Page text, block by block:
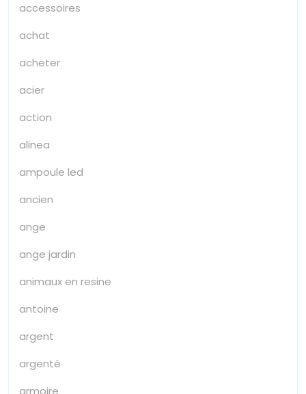
accessoires
achat
acheter
acier
action
alinea
ampoule led
ancien
ange
ange jardin
animaux en resine
antoine
argent
argenté